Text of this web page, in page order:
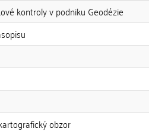
kontroly v podniku Geodézie
obzor